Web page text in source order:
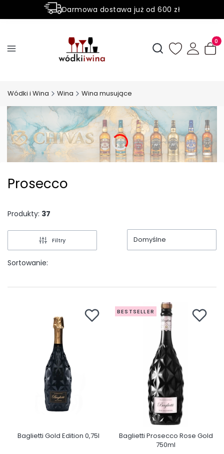
Darmowa dostawa już od 600 zł
Otwórz
Wódki i Wina Wina Wina musujące
Prosecco
Produkty: 37
Filtry
Sortowanie:
Domyślne
Baglietti Gold Edition 0,75l
BESTSELLER
Baglietti Prosecco Rose Gold
750ml